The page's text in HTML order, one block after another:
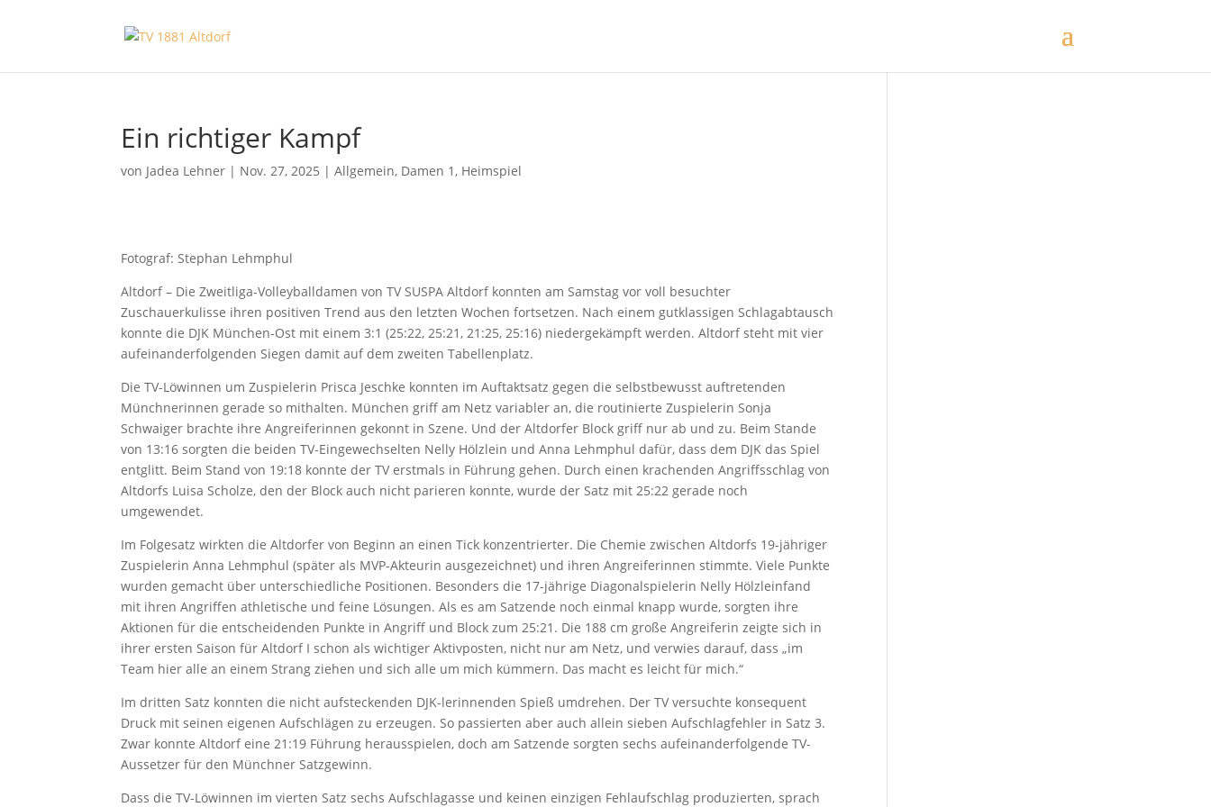
Ein richtiger Kampf
von Jadea Lehner | Nov. 27, 2025 |Allgemein, Damen 1, Heimspiel
Fotograf: Stephan Lehmphul
Altdorf – Die Zweitliga-Volleyballdamen von TV SUSPA Altdorf konnten am Samstag vor voll besuchter
Zuschauerkulisse ihren positiven Trend aus den letzten Wochen fortsetzen. Nach einem gutklassigen Schlagabtausch
konnte die DJK München-Ost mit einem 3:1 (25:22, 25:21, 21:25, 25:16) niedergekämpft werden. Altdorf steht mit vier
aufeinanderfolgenden Siegen damit auf dem zweiten Tabellenplatz.
Die TV-Löwinnen um Zuspielerin Prisca Jeschke konnten im Auftaktsatz gegen die selbstbewusst auftretenden
Münchnerinnen gerade so mithalten. München griff am Netz variabler an, die routinierte Zuspielerin Sonja
Schwaiger brachte ihre Angreiferinnen gekonnt in Szene. Und der Altdorfer Block griff nur ab und zu. Beim Stande
von 13:16 sorgten die beiden TV-Eingewechselten Nelly Hölzlein und Anna Lehmphul dafür, dass dem DJK das Spiel
entglitt. Beim Stand von 19:18 konnte der TV erstmals in Führung gehen. Durch einen krachenden Angriffsschlag von
Altdorfs Luisa Scholze, den der Block auch nicht parieren konnte, wurde der Satz mit 25:22 gerade noch
umgewendet.
Im Folgesatz wirkten die Altdorfer von Beginn an einen Tick konzentrierter. Die Chemie zwischen Altdorfs 19-jähriger
Zuspielerin Anna Lehmphul (später als MVP-Akteurin ausgezeichnet) und ihren Angreiferinnen stimmte. Viele Punkte
wurden gemacht über unterschiedliche Positionen. Besonders die 17-jährige Diagonalspielerin Nelly Hölzleinfand
mit ihren Angriffen athletische und feine Lösungen. Als es am Satzende noch einmal knapp wurde, sorgten ihre
Aktionen für die entscheidenden Punkte in Angriff und Block zum 25:21. Die 188 cm große Angreiferin zeigte sich in
ihrer ersten Saison für Altdorf I schon als wichtiger Aktivposten, nicht nur am Netz, und verwies darauf, dass „im
Team hier alle an einem Strang ziehen und sich alle um mich kümmern. Das macht es leicht für mich.“
Im dritten Satz konnten die nicht aufsteckenden DJK-lerinnenden Spieß umdrehen. Der TV versuchte konsequent
Druck mit seinen eigenen Aufschlägen zu erzeugen. So passierten aber auch allein sieben Aufschlagfehler in Satz 3.
Zwar konnte Altdorf eine 21:19 Führung herausspielen, doch am Satzende sorgten sechs aufeinanderfolgende TV-
Aussetzer für den Münchner Satzgewinn.
Dass die TV-Löwinnen im vierten Satz sechs Aufschlagasse und keinen einzigen Fehlaufschlag produzierten, sprach